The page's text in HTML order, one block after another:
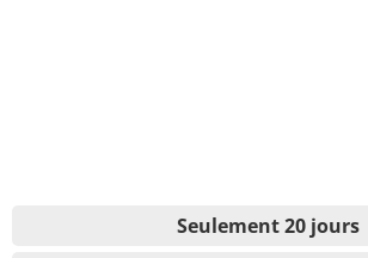
Seulement 20 jours